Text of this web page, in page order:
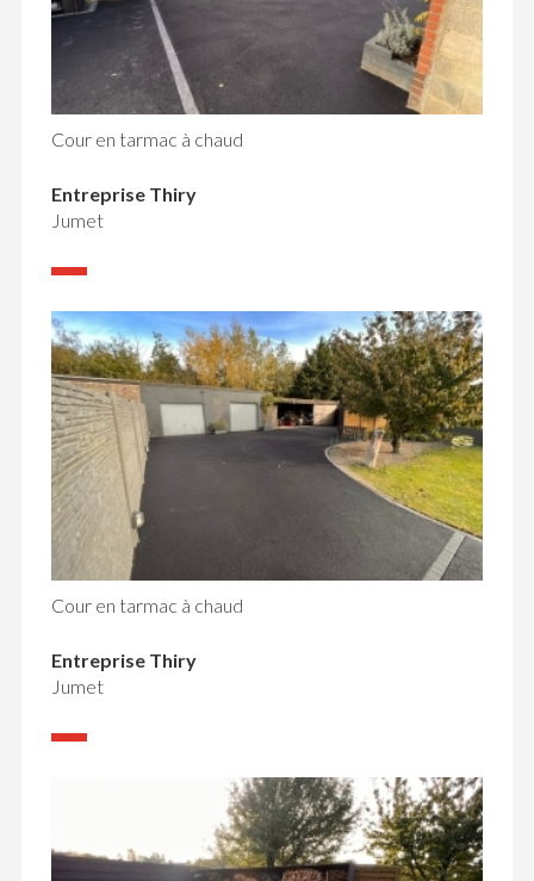
Cour en tarmac à chaud
Entreprise Thiry
Jumet
Cour en tarmac à chaud
Entreprise Thiry
Jumet